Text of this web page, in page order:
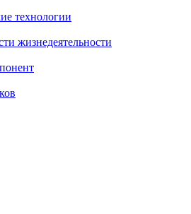
технологии
жизнедеятельности